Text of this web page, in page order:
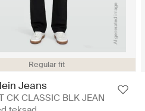
Regular fit
Jeans
CK CLASSIC BLK JEAN